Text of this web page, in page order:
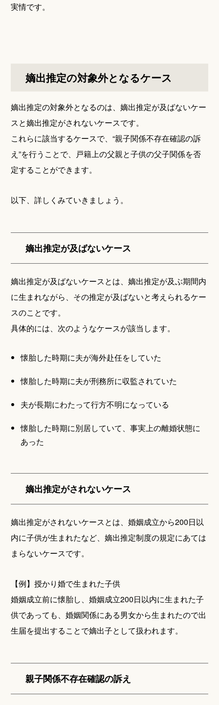
実情です。
嫡出推定の対象外となるケース
嫡出推定の対象外となるのは、嫡出推定が及ばないケー
スと嫡出推定がされないケースです。
これらに該当するケースで、“親子関係不存在確認の訴
え”を行うことで、戸籍上の父親と子供の父子関係を否
定することができます。
以下、詳しくみていきましょう。
嫡出推定が及ばないケース
嫡出推定が及ばないケースとは、嫡出推定が及ぶ期間内
に生まれながら、その推定が及ばないと考えられるケー
スのことです。
具体的には、次のようなケースが該当します。
懐胎した時期に夫が海外赴任をしていた
懐胎した時期に夫が刑務所に収監されていた
夫が長期にわたって行方不明になっている
懐胎した時期に別居していて、事実上の離婚状態に
あった
嫡出推定がされないケース
嫡出推定がされないケースとは、婚姻成立から200日以
内に子供が生まれたなど、嫡出推定制度の規定にあては
まらないケースです。
【例】授かり婚で生まれた子供
婚姻成立前に懐胎し、婚姻成立200日以内に生まれた子
供であっても、婚姻関係にある男女から生まれたので出
生届を提出することで嫡出子として扱われます。
親子関係不存在確認の訴え